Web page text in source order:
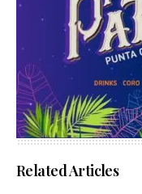
Related Articles